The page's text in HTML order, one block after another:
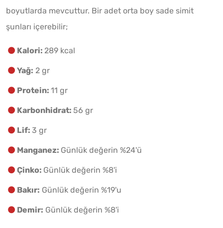
boyutlarda mevcuttur. Bir adet orta boy sade simit
şunları içerebilir;
Kalori: 289 kcal
Yağ: 2 gr
Protein: 11 gr
Karbonhidrat: 56 gr
Lif: 3 gr
Manganez: Günlük değerin %24'ü
Çinko: Günlük değerin %8'i
Bakır: Günlük değerin %19'u
Demir: Günlük değerin %8'i